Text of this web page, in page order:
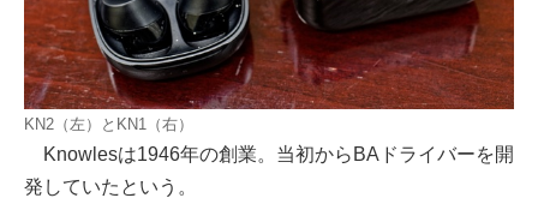
KN2（左）とKN1（右）
Knowlesは1946年の創業。当初からBAドライバーを開
発していたという。